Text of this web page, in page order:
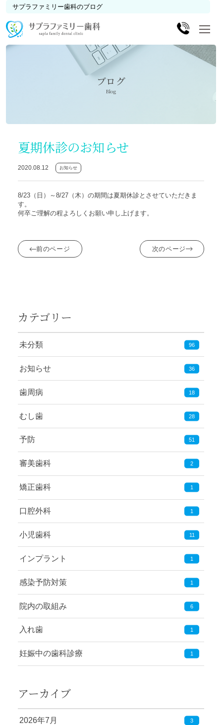
サプラファミリー歯科のブログ
ブログ
Blog
夏期休診のお知らせ
2020.08.12 お知らせ
8/23（日）～8/27（木）の期間は夏期休診とさせていただきま
す。
何卒ご理解の程よろしくお願い申し上げます。
前のページ 次のページ
カテゴリー
未分類 96
お知らせ 36
歯周病 18
むし歯 28
予防 51
審美歯科 2
矯正歯科 1
口腔外科 1
小児歯科 11
インプラント 1
感染予防対策 1
院内の取組み 6
入れ歯 1
妊娠中の歯科診療 1
アーカイブ
2026年7月 3